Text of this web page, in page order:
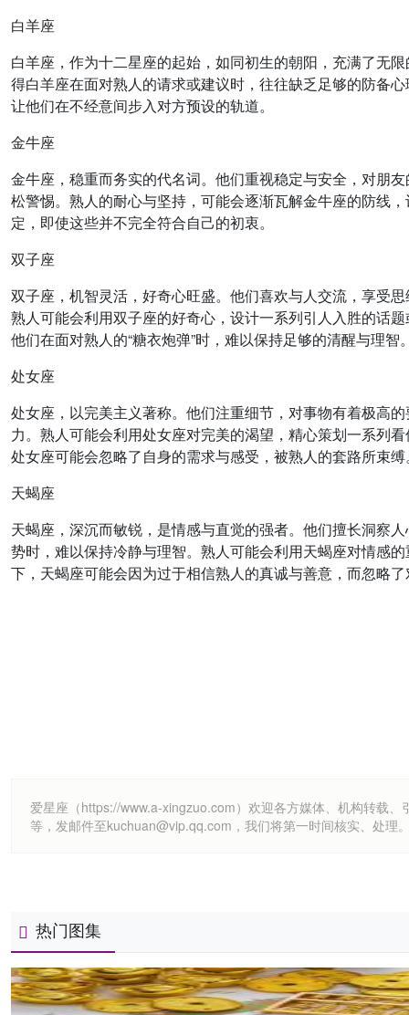
白羊座
白羊座，作为十二星座的起始，如同初生的朝阳，充满了无
得白羊座在面对熟人的请求或建议时，往往缺乏足够的防备
让他们在不经意间步入对方预设的轨道。
金牛座
金牛座，稳重而务实的代名词。他们重视稳定与安全，对朋
松警惕。熟人的耐心与坚持，可能会逐渐瓦解金牛座的防线
定，即使这些并不完全符合自己的初衷。
双子座
双子座，机智灵活，好奇心旺盛。他们喜欢与人交流，享受
熟人可能会利用双子座的好奇心，设计一系列引人入胜的话
他们在面对熟人的“糖衣炮弹”时，难以保持足够的清醒与理智
处女座
处女座，以完美主义著称。他们注重细节，对事物有着极高
力。熟人可能会利用处女座对完美的渴望，精心策划一系列
处女座可能会忽略了自身的需求与感受，被熟人的套路所束缚
天蝎座
天蝎座，深沉而敏锐，是情感与直觉的强者。他们擅长洞察
势时，难以保持冷静与理智。熟人可能会利用天蝎座对情感
下，天蝎座可能会因为过于相信熟人的真诚与善意，而忽略
爱星座（https://www.a-xingzuo.com）欢迎各方媒体、机构转载
等，发邮件至kuchuan@vip.qq.com，我们将第一时间核实、处理
热门图集